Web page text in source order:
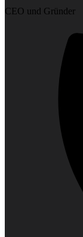
CEO und Gründer